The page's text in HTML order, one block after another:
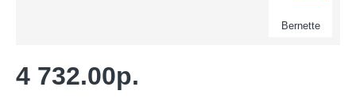
Bernette
4 732.00р.